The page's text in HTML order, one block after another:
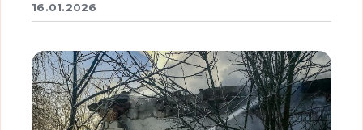
16.01.2026